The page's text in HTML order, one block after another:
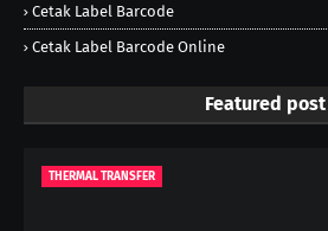
Cetak Label Barcode
Cetak Label Barcode Online
Featured post
THERMAL TRANSFER